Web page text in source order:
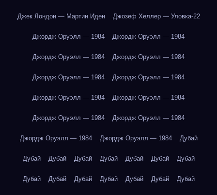
Джек Лондон — Мартин Иден Джозеф Хеллер — Уловка-22
Джордж Оруэлл — 1984 Джордж Оруэлл — 1984
Джордж Оруэлл — 1984 Джордж Оруэлл — 1984
Джордж Оруэлл — 1984 Джордж Оруэлл — 1984
Джордж Оруэлл — 1984 Джордж Оруэлл — 1984
Джордж Оруэлл — 1984 Джордж Оруэлл — 1984
Джордж Оруэлл — 1984 Джордж Оруэлл — 1984 Дубай
Дубай Дубай Дубай Дубай Дубай Дубай Дубай
Дубай Дубай Дубай Дубай Дубай Дубай Дубай